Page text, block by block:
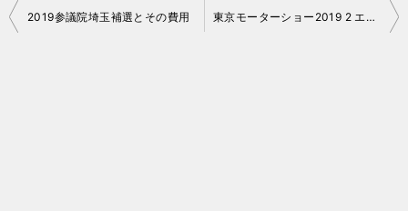
投
2019参議院埼玉補選とその費用 東京モーターショー2019 2 エリア間の移動方法案内